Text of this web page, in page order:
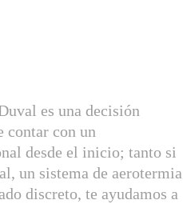
es una decisión
contar con un
desde el inicio; tanto si
un sistema de aerotermia
discreto, te ayudamos a